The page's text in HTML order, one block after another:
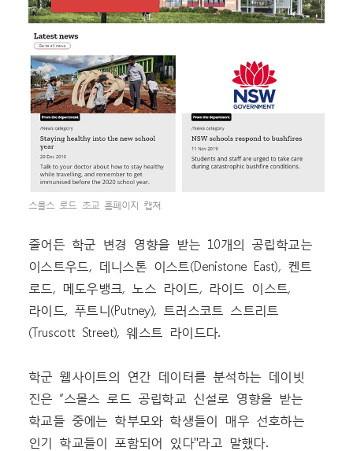
스몰스 로드 초교 홈페이지 캡쳐.
줄어든 학군 변경 영향을 받는 10개의 공립학교는
이스트우드, 데니스톤 이스트(Denistone East), 켄트
로드, 메도우뱅크, 노스 라이드, 라이드 이스트,
라이드, 푸트니(Putney), 트러스코트 스트리트
(Truscott Street), 웨스트 라이드다.
학군 웹사이트의 연간 데이터를 분석하는 데이빗
진은 “스몰스 로드 공립학교 신설로 영향을 받는
학교들 중에는 학부모와 학생들이 매우 선호하는
인기 학교들이 포함되어 있다"라고 말했다.